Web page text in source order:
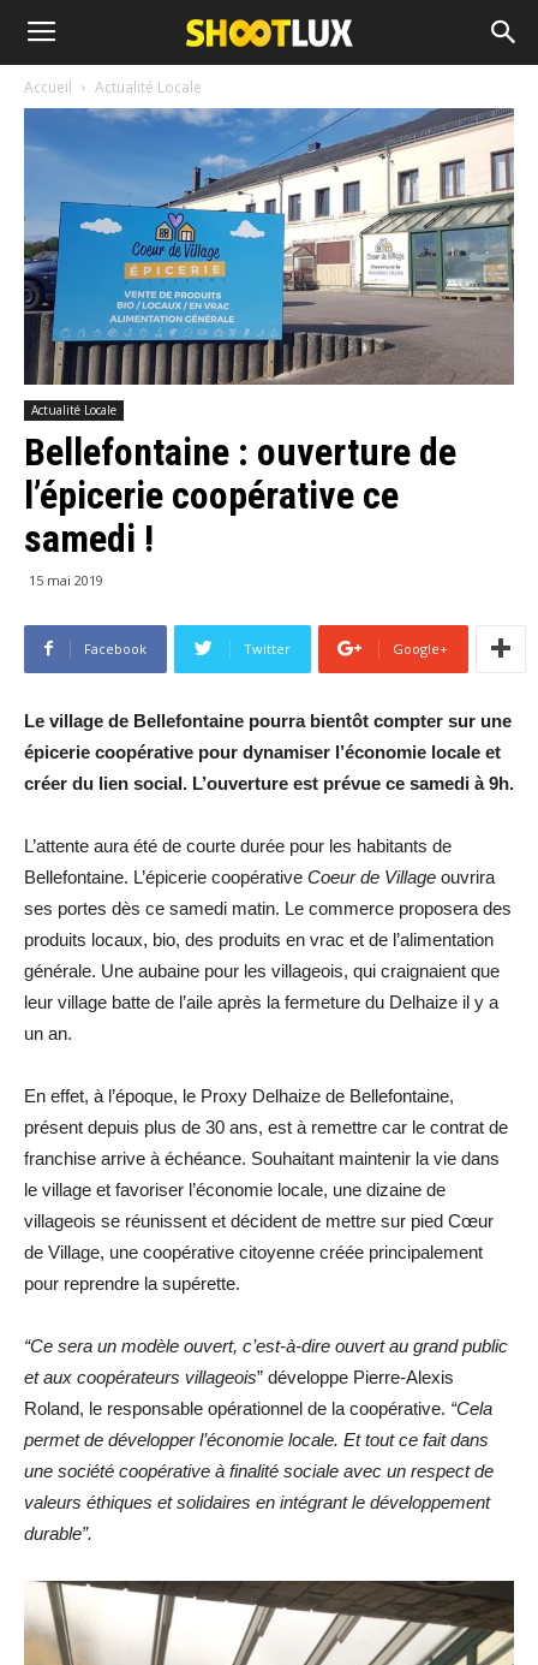
Accueil Actualité Locale
Actualité Locale
Bellefontaine : ouverture de
l’épicerie coopérative ce
samedi !
15 mai 2019
Facebook Twitter Google+
Le village de Bellefontaine pourra bientôt compter sur une
épicerie coopérative pour dynamiser l’économie locale et
créer du lien social. L’ouverture est prévue ce samedi à 9h.
L’attente aura été de courte durée pour les habitants de
Bellefontaine. L’épicerie coopérative Coeur de Village ouvrira
ses portes dès ce samedi matin. Le commerce proposera des
produits locaux, bio, des produits en vrac et de l’alimentation
générale. Une aubaine pour les villageois, qui craignaient que
leur village batte de l’aile après la fermeture du Delhaize il y a
un an.
En effet, à l’époque, le Proxy Delhaize de Bellefontaine,
présent depuis plus de 30 ans, est à remettre car le contrat de
franchise arrive à échéance. Souhaitant maintenir la vie dans
le village et favoriser l’économie locale, une dizaine de
villageois se réunissent et décident de mettre sur pied Cœur
de Village, une coopérative citoyenne créée principalement
pour reprendre la supérette.
“Ce sera un modèle ouvert, c’est-à-dire ouvert au grand public
et aux coopérateurs villageois” développe Pierre-Alexis
Roland, le responsable opérationnel de la coopérative. “Cela
permet de développer l’économie locale. Et tout ce fait dans
une société coopérative à finalité sociale avec un respect de
valeurs éthiques et solidaires en intégrant le développement
durable”.